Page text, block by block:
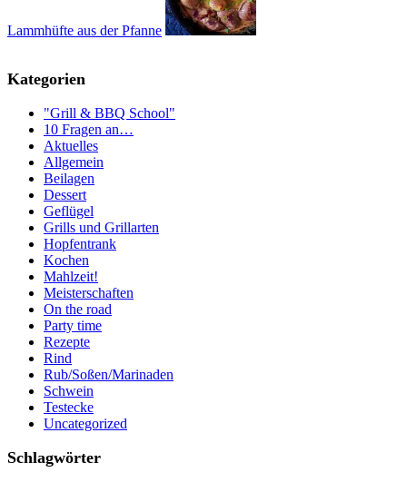
Lammhüfte aus der Pfanne
Kategorien
"Grill & BBQ School"
10 Fragen an…
Aktuelles
Allgemein
Beilagen
Dessert
Geflügel
Grills und Grillarten
Hopfentrank
Kochen
Mahlzeit!
Meisterschaften
On the road
Party time
Rezepte
Rind
Rub/Soßen/Marinaden
Schwein
Testecke
Uncategorized
Schlagwörter